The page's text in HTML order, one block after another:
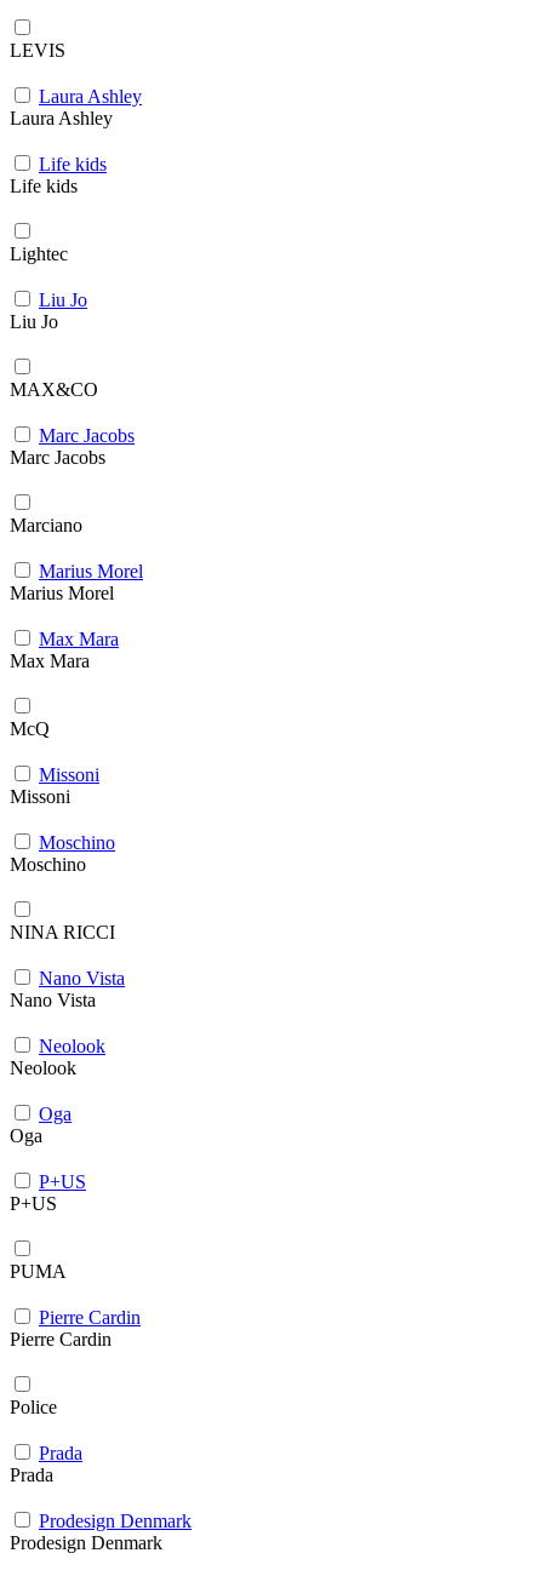
LEVIS
Laura Ashley
Laura Ashley
Life kids
Life kids
Lightec
Liu Jo
Liu Jo
MAX&CO
Marc Jacobs
Marc Jacobs
Marciano
Marius Morel
Marius Morel
Max Mara
Max Mara
McQ
Missoni
Missoni
Moschino
Moschino
NINA RICCI
Nano Vista
Nano Vista
Neolook
Neolook
Oga
Oga
P+US
P+US
PUMA
Pierre Cardin
Pierre Cardin
Police
Prada
Prada
Prodesign Denmark
Prodesign Denmark